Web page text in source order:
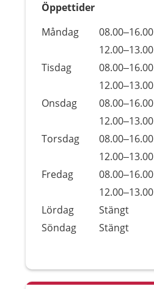
Öppettider
Dag
Öppettider
Kommentarer
Måndag
08.00–16.00
12.00–13.00
Tisdag
08.00–16.00
12.00–13.00
Onsdag
08.00–16.00
12.00–13.00
Torsdag
08.00–16.00
12.00–13.00
Fredag
08.00–16.00
12.00–13.00
Lördag
Stängt
Söndag
Stängt